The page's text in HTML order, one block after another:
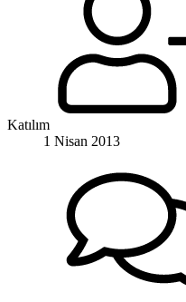
Katılım
1 Nisan 2013